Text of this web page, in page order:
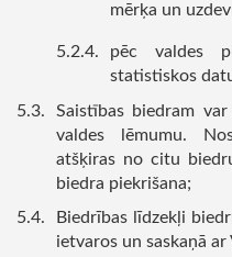
mērķa un
pēc valdes
statistiskos
Saistības biedram
valdes lēmumu.
atšķiras no citu
biedra piekrišana;
Biedrības līdzekļi
ietvaros un saskaņā